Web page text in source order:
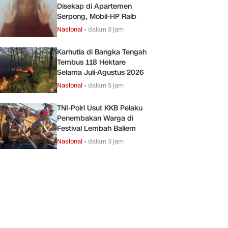
Disekap di Apartemen
Serpong, Mobil-HP Raib
Nasional •dalam 3 jam
Karhutla di Bangka Tengah
Tembus 118 Hektare
Selama Juli-Agustus 2026
Nasional •dalam 5 jam
TNI-Polri Usut KKB Pelaku
Penembakan Warga di
Festival Lembah Baliem
Nasional •dalam 3 jam